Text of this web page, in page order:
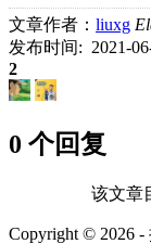
文章作者： liuxg
发布时间: 2021-
2
0 个回复
该文章
Copyright © 2026